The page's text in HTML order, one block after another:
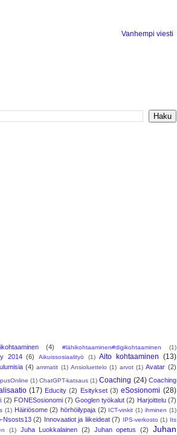
Vanhempi viesti
(4) #lähikohtaaminen#digikohtaaminen
(1)
2014 (6) Aikuissosiaalityö (1) Aito kohtaaminen (13)
(4) ammatit (1) Ansioluettelo (1) arvot (1) Avatar (2)
(1) ChatGPT-katsaus (1) Coaching (24) Coaching
(17) Educity (2) Esitykset (3) eSosionomi (28)
(2) FONESosionomi (7) Googlen työkalut (2) Harjoittelu (7)
(1) Häiriösome (2) hörhöilypaja (2) ICT-vinkit (1) ihminen (1)
Nsosts13 (2) Innovaatiot ja liikeideat (7) IPS-verkosto (1) Its
(1) Juha Luokkalainen (2) Juhan opetus (2)
Juhan